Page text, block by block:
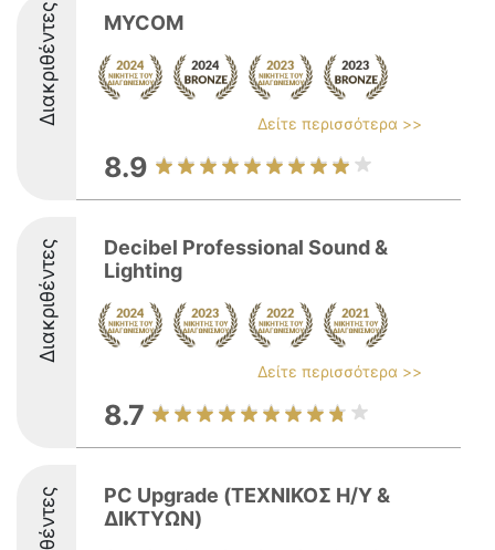
Διακριθέντες MYCOM
Δείτε περισσότερα >>
8.9
Διακριθέντες
Decibel Professional Sound &
Lighting
Δείτε περισσότερα >>
8.7
PC Upgrade (ΤΕΧΝΙΚΟΣ Η/Υ &
ΔΙΚΤΥΩΝ)